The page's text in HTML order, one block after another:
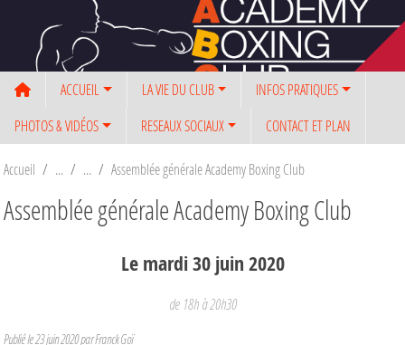
ACCUEIL LA VIE DU CLUB
INFOS PRATIQUES
PHOTOS & VIDÉOS
RESEAUX SOCIAUX CONTACT ET PLAN
Accueil Assemblée générale Academy Boxing Club
Assemblée générale Academy Boxing Club
Lemardi30 juin2020
de 18h à 20h30
Publié le23 juin 2020par Franck Goï
Panneau de gestion des cookies